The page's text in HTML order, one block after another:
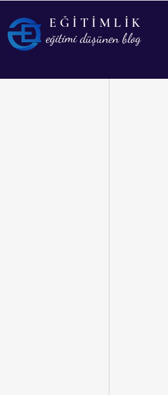
Tüm Yazılar
EĞİTİMLİK
eğitimi düşünen blog